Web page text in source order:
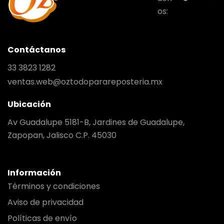
os:
Contáctanos
33 3823 1282
ventas.web@oztodoparareposteria.mx
Ubicación
Av Guadalupe 5181-B, Jardines de Guadalupe,
Zapopan, Jalisco C.P. 45030
Información
Términos y condiciones
Aviso de privacidad
Políticas de envío